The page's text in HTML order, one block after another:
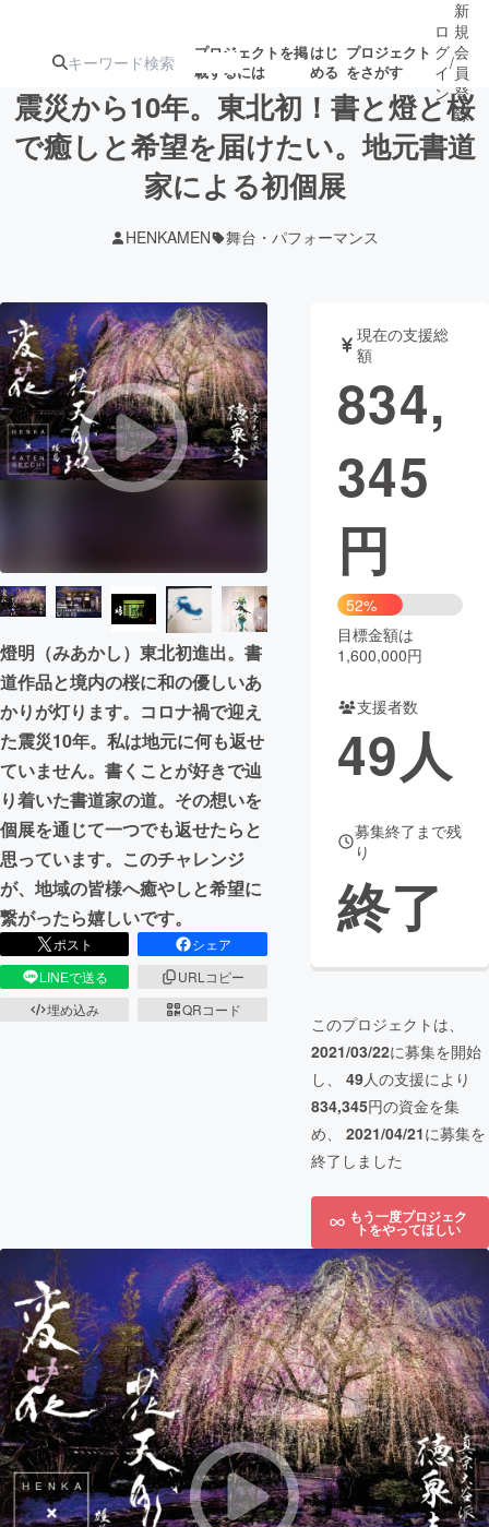
プロジェクトを掲
載するには
はじ
める
プロジェクト
をさがす
注目のリ 注目の新着プロ募集終了が近いプ
テクノロジー・ガジェット
映像・映画 書籍・雑誌
ビジネス・起業 チャレンジ
CAMPFIRE for Social Good CAMPFIRE Creation
CAMPFIREふるさと納税machi-ya コミュニティ
ロ
グ
イ
ン
/
新
規
会
員
登
録
震災から10年。東北初！書と燈と桜
で癒しと希望を届けたい。地元書道
家による初個展
HENKAMEN 舞台・パフォーマンス
燈明（みあかし）東北初進出。書
道作品と境内の桜に和の優しいあ
かりが灯ります。コロナ禍で迎え
た震災10年。私は地元に何も返せ
ていません。書くことが好きで辿
り着いた書道家の道。その想いを
個展を通じて一つでも返せたらと
思っています。このチャレンジ
が、地域の皆様へ癒やしと希望に
繋がったら嬉しいです。
ポスト
シェア
LINEで送る
URLコピー
埋め込み
QRコード
現在の支援総
額
834,
345
円
52%
目標金額は
1,600,000円
支援者数
49人
募集終了まで残
り
終了
このプロジェクトは、
2021/03/22に募集を開始
し、 49人の支援により
834,345円の資金を集
め、 2021/04/21に募集を
終了しました
もう一度プロジェク
トをやってほしい